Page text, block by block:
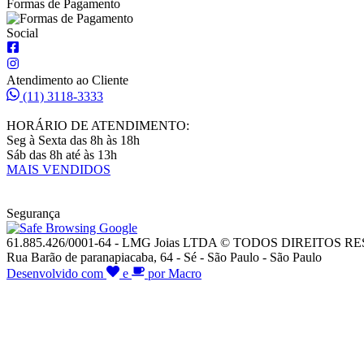
Formas de Pagamento
Social
Atendimento ao Cliente
(11) 3118-3333
HORÁRIO DE ATENDIMENTO:
Seg à Sexta das 8h às 18h
Sáb das 8h até às 13h
MAIS VENDIDOS
Segurança
61.885.426/0001-64 - LMG Joias LTDA © TODOS DIREITOS
Rua Barão de paranapiacaba, 64 - Sé - São Paulo - São Paulo
Desenvolvido com
e por Macro